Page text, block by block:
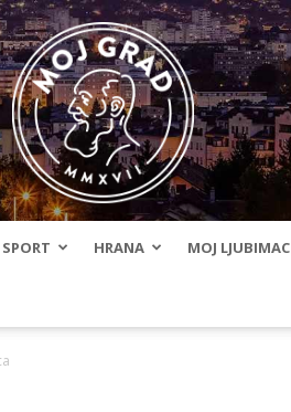
SPORT HRANA MOJ LJUBIMAC